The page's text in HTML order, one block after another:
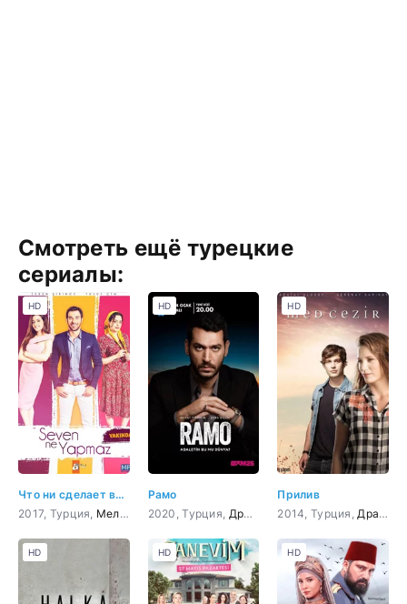
Смотреть ещё турецкие
сериалы:
Что ни сделает влюбленный
2017, Турция, Мелодрама ,Комедия
HD
Рамо
2020, Турция, Драма Боевик,Криминал
HD
Прилив
2014, Турция, Драма
HD
HD HD HD